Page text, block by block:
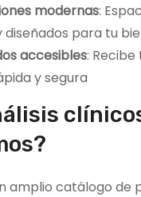
modernas:
diseñados para tu
accesibles: Recibe
y segura
amplio catálogo de